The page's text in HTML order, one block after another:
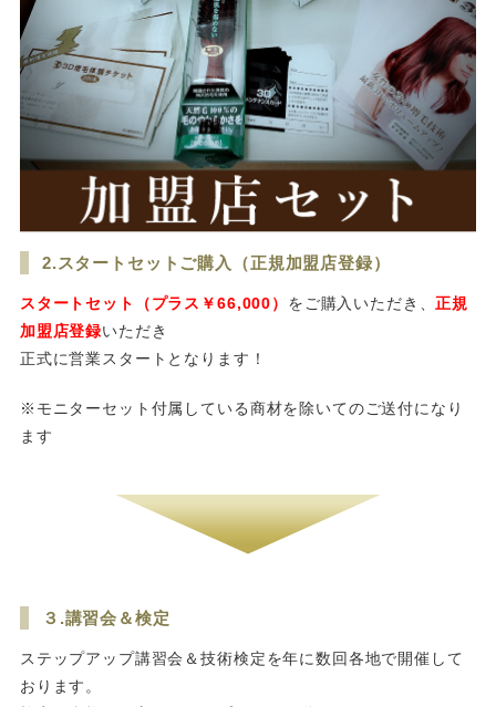
2.スタートセットご購入（正規加盟店登録）
スタートセット（プラス￥66,000） をご購入いただき、正規
加盟店登録いただき
正式に営業スタートとなります！
※モニターセット付属している商材を除いてのご送付になり
ます
３.講習会＆検定
ステップアップ講習会＆技術検定を年に数回各地で開催して
おります。